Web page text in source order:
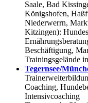
Saale, Bad
Königshofen,
Niederwerrn,
Kitzingen):
Beschäftigung,
Trainingsgelände
Tegernsee/
Coaching,
Intensivcoaching